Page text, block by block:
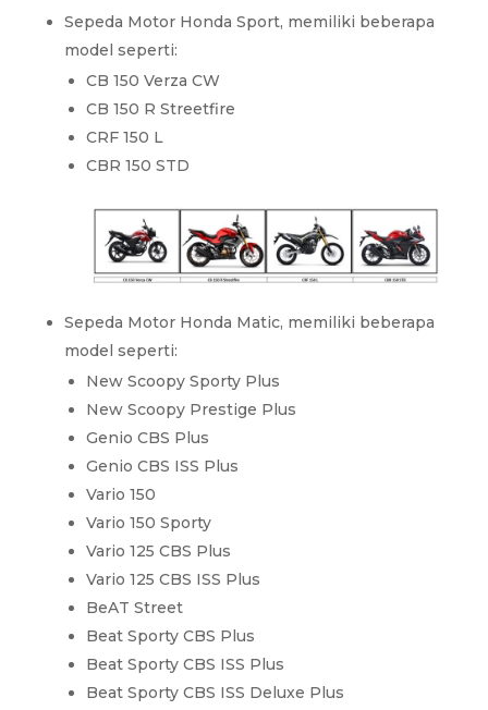
Sepeda Motor Honda Sport, memiliki beberapa
model seperti:
CB 150 Verza CW
CB 150 R Streetfire
CRF 150 L
CBR 150 STD
Sepeda Motor Honda Matic, memiliki beberapa
model seperti:
New Scoopy Sporty Plus
New Scoopy Prestige Plus
Genio CBS Plus
Genio CBS ISS Plus
Vario 150
Vario 150 Sporty
Vario 125 CBS Plus
Vario 125 CBS ISS Plus
BeAT Street
Beat Sporty CBS Plus
Beat Sporty CBS ISS Plus
Beat Sporty CBS ISS Deluxe Plus